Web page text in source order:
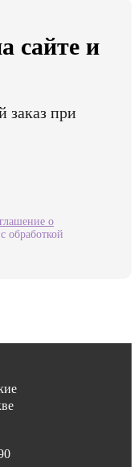
сайте и
заказ при
о
обработкой